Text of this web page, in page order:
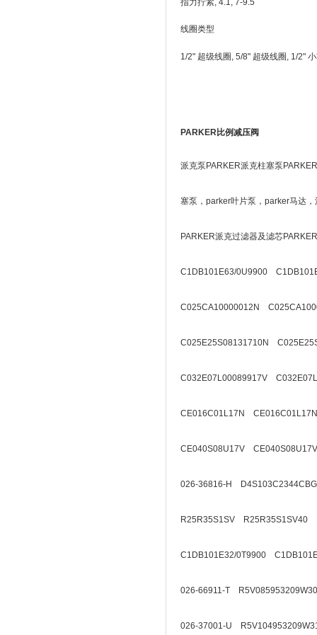
指力拧紧, 4.1, 7-9.5
线圈类型
1/2" 超级线圈, 5/8" 超级线圈, 1/2"
PARKER比例减压阀
派克泵PARKER派克柱塞泵
塞泵，parker叶片泵，parker马达
PARKER派克过滤器及滤芯
C1DB101E63/0U9900
C025CA10000012N
C025E25S08131710N
C032E07L00089917V
CE016C01L17N
CE040S08U17V
026-36816-H
R25R35S1SV R25R35S1SV40
C1DB101E32/0T9900
026-66911-T
026-37001-U